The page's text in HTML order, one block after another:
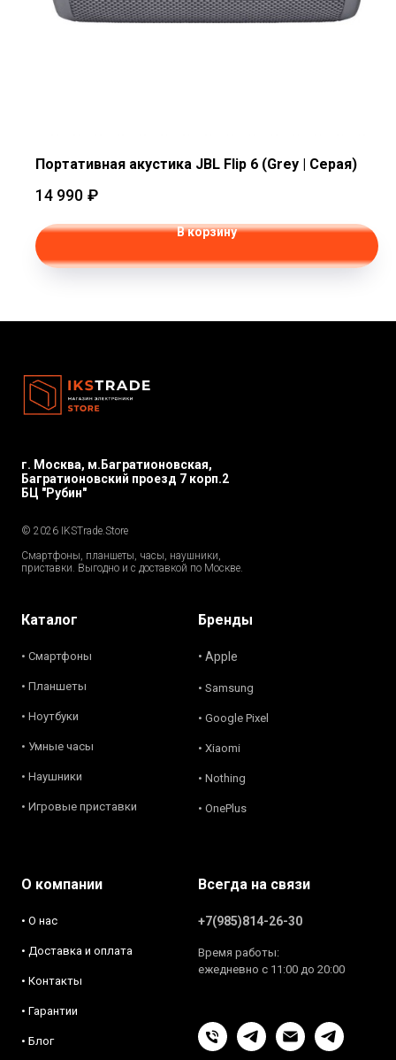
Портативная акустика JBL Flip 6 (Grey | Серая)
14 990 ₽
В корзину
г. Москва, м.Багратионовская,
Багратионовский проезд 7 корп.2
БЦ "Рубин"
© 2026 IKSTrade.Store
Смартфоны, планшеты, часы, наушники,
приставки. Выгодно и с доставкой по Москве.
Каталог
• Смартфоны
• Планшеты
• Ноутбуки
• Умные часы
• Наушники
• Игровые приставки
Бренды
• Apple
• Samsung
• Google Pixel
• Xiaomi
• Nothing
• OnePlus
О компании
• О нас
• Доставка и оплата
• Контакты
• Гарантии
• Блог
Всегда на связи
+7(985)814-26-30
Время работы:
ежедневно с 11:00 до 20:00